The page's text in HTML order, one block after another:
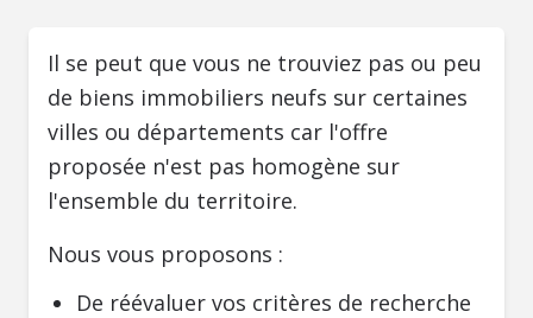
Il se peut que vous ne trouviez pas ou peu
de biens immobiliers neufs sur certaines
villes ou départements car l'offre
proposée n'est pas homogène sur
l'ensemble du territoire.
Nous vous proposons :
De réévaluer vos critères de recherche